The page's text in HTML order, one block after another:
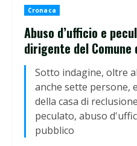
Cronaca
Abuso d’ufficio e
dirigente del Comune
Sotto indagine, oltre
anche sette persone,
della casa di
peculato, abuso
pubblico